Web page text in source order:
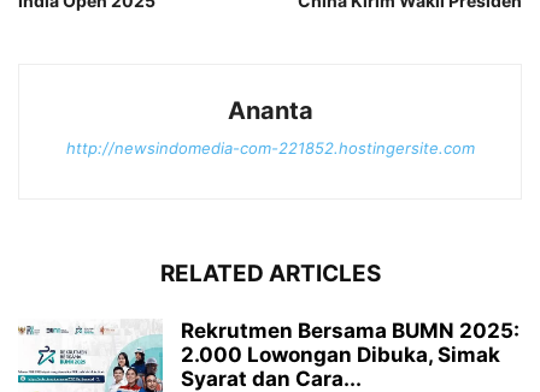
Ananta
http://newsindomedia-com-221852.hostingersite.com
RELATED ARTICLES
Rekrutmen Bersama BUMN 2025:
2.000 Lowongan Dibuka, Simak
Syarat dan Cara...